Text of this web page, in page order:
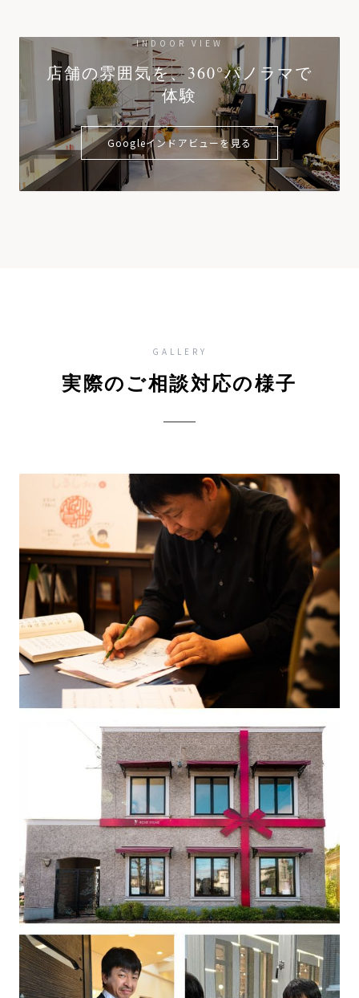
INDOOR VIEW
店舗の雰囲気を、360°パノラマで
体験
Googleインドアビューを見る
GALLERY
実際のご相談対応の様子